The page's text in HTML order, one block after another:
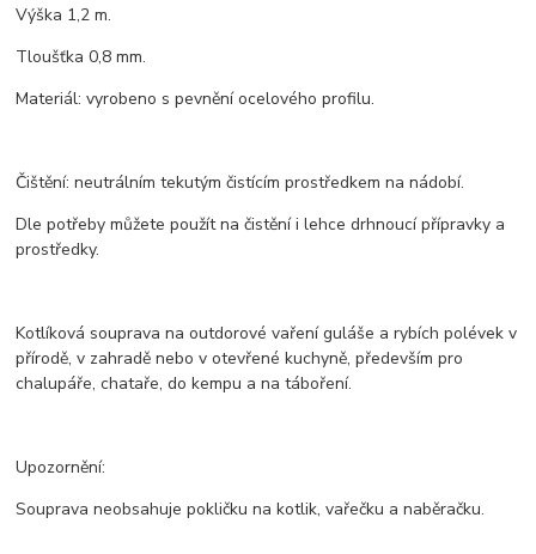
Výška 1,2 m.
Tloušťka 0,8 mm.
Materiál: vyrobeno s pevnění ocelového profilu.
Čištění: neutrálním tekutým čistícím prostředkem na nádobí.
Dle potřeby můžete použít na čistění i lehce drhnoucí přípravky a
prostředky.
Kotlíková souprava na outdorové vaření guláše a rybích polévek v
přírodě, v zahradě nebo v otevřené kuchyně, především pro
chalupáře, chataře, do kempu a na táboření.
Upozornění:
Souprava neobsahuje pokličku na kotlik, vařečku a naběračku.